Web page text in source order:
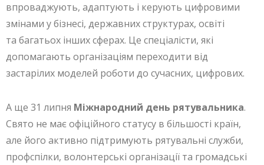
впроваджують, адаптують і керують цифровими
змінами у бізнесі, державних структурах, освіті
та багатьох інших сферах. Це спеціалісти, які
допомагають організаціям переходити від
застарілих моделей роботи до сучасних, цифрових.
А ще 31 липня Міжнародний день рятувальника.
Свято не має офіційного статусу в більшості країн,
але його активно підтримують рятувальні служби,
профспілки, волонтерські організації та громадські